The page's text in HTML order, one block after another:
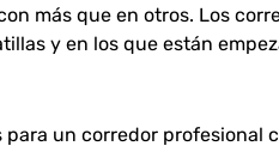
más que en otros. Los
y en los que están
para un corredor